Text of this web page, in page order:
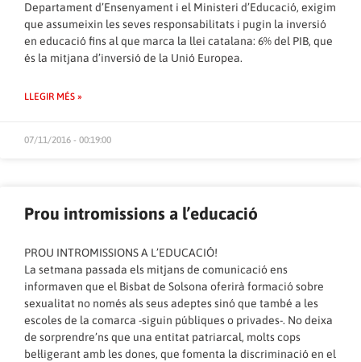
Departament d’Ensenyament i el Ministeri d’Educació, exigim
que assumeixin les seves responsabilitats i pugin la inversió
en educació fins al que marca la llei catalana: 6% del PIB, que
és la mitjana d’inversió de la Unió Europea.
LLEGIR MÉS »
07/11/2016 - 00:19:00
Prou intromissions a l’educació
PROU INTROMISSIONS A L’EDUCACIÓ!
La setmana passada els mitjans de comunicació ens
informaven que el Bisbat de Solsona oferirà formació sobre
sexualitat no només als seus adeptes sinó que també a les
escoles de la comarca -siguin públiques o privades-. No deixa
de sorprendre’ns que una entitat patriarcal, molts cops
bel·ligerant amb les dones, que fomenta la discriminació en el